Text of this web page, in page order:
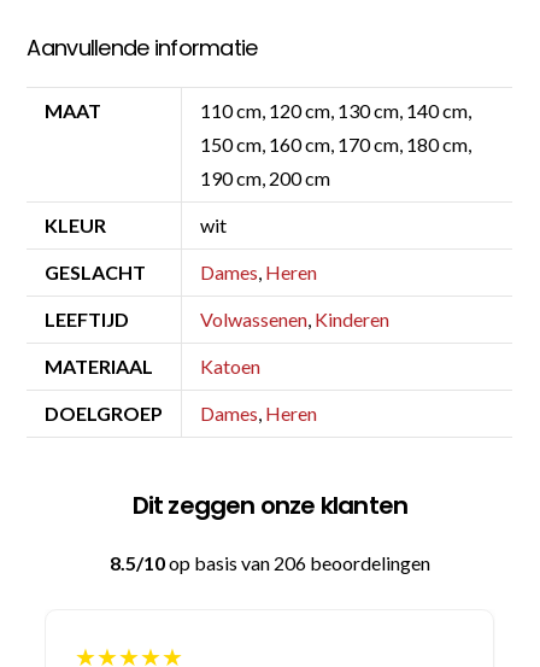
Aanvullende informatie
MAAT
110 cm, 120 cm, 130 cm, 140 cm,
150 cm, 160 cm, 170 cm, 180 cm,
190 cm, 200 cm
KLEUR wit
GESLACHT Dames, Heren
LEEFTIJD Volwassenen, Kinderen
MATERIAAL Katoen
DOELGROEP Dames, Heren
Dit zeggen onze klanten
8.5/10op basis van 206 beoordelingen